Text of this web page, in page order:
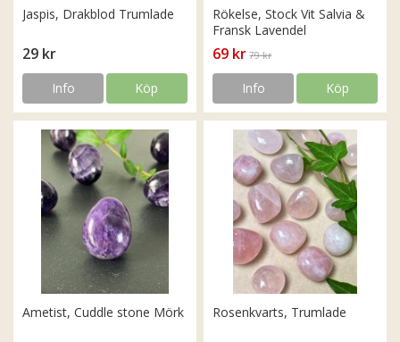
Jaspis, Drakblod Trumlade
29 kr
Info Köp
Rökelse, Stock Vit Salvia &
Fransk Lavendel
69 kr 79 kr
Info Köp
Ametist, Cuddle stone Mörk Rosenkvarts, Trumlade